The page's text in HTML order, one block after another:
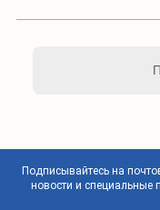
Подписывайтесь на
новости и специальные